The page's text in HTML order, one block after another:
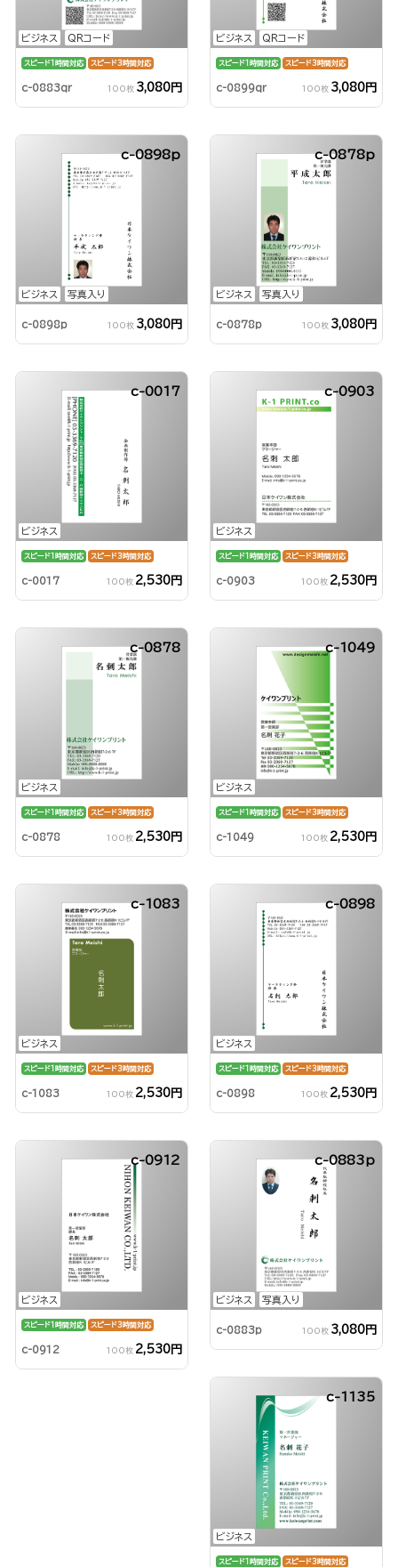
ビジネス QRコード
スピード1時間対応 スピード3時間対応
c-0883qr 100枚 3,080円
ビジネス QRコード
スピード1時間対応 スピード3時間対応
c-0899qr 100枚 3,080円
ビジネス 写真入り
c-0898p
c-0898p 100枚 3,080円
ビジネス 写真入り
c-0878p
c-0878p 100枚 3,080円
ビジネス
c-0017
スピード1時間対応 スピード3時間対応
c-0017 100枚 2,530円
ビジネス
c-0903
スピード1時間対応 スピード3時間対応
c-0903 100枚 2,530円
ビジネス
c-0878
スピード1時間対応 スピード3時間対応
c-0878 100枚 2,530円
ビジネス
c-1049
スピード1時間対応 スピード3時間対応
c-1049 100枚 2,530円
ビジネス
c-1083
スピード1時間対応 スピード3時間対応
c-1083 100枚 2,530円
ビジネス
c-0898
スピード1時間対応 スピード3時間対応
c-0898 100枚 2,530円
ビジネス
c-0912
スピード1時間対応 スピード3時間対応
c-0912 100枚 2,530円
ビジネス 写真入り
c-0883p
c-0883p 100枚 3,080円
ビジネス
c-1135
スピード1時間対応 スピード3時間対応